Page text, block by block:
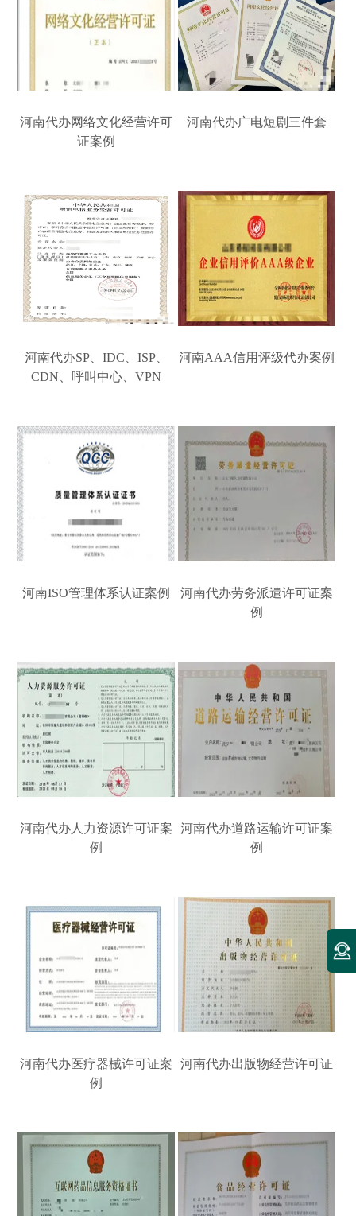
河南代办网络文化经营许可
证案例
河南代办广电短剧三件套
河南代办SP、IDC、ISP、
CDN、呼叫中心、VPN
河南AAA信用评级代办案例
河南ISO管理体系认证案例
河南代办劳务派遣许可证案
例
河南代办人力资源许可证案
例
河南代办道路运输许可证案
例
河南代办医疗器械许可证案
例
河南代办出版物经营许可证